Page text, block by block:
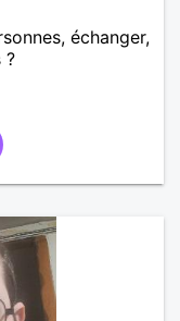
échanger,
?